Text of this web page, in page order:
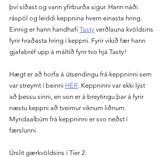
því síðast og vann yfirburða sigur. Hann náði
ráspól og leiddi keppnina hvern einasta hring.
Einnig er hann handhafi Tasty verðlauna kvöldsins
fyrir hraðasta hring í keppni. Fyrir vikið fær hann
gjafabréf upp á máltíð fyrir tvo hjá Tasty!
Hægt er að horfa á útsendingu frá keppninni sem
var streymt í beinni HÉR. Keppninni var ekki lýst
að þessu sinni, en von er á breytingu þar á fyrir
næstu keppni að tveimur viknum liðnum.
Myndaalbúm frá keppninni er svo neðst í
færslunni.
Úrslit gærkvöldsins í Tier 2: